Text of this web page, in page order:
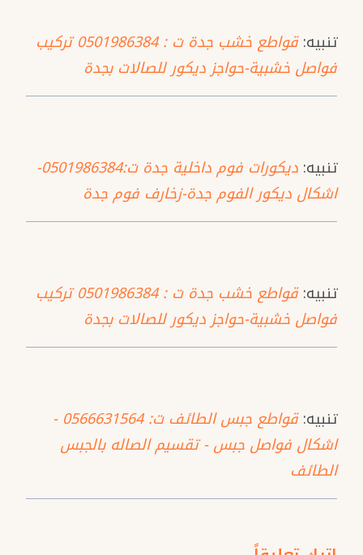
تنبيه:
قواطع خشب جدة ت : 0501986384 تركيب
فواصل خشبية-حواجز ديكور للصالات بجدة
تنبيه:
ديكورات فوم داخلية جدة ت:0501986384-
اشكال ديكور الفوم جدة-زخارف فوم جدة
تنبيه:
قواطع خشب جدة ت : 0501986384 تركيب
فواصل خشبية-حواجز ديكور للصالات بجدة
تنبيه:
قواطع جبس الطائف ت: 0566631564 -
اشكال فواصل جبس - تقسيم الصاله بالجبس
الطائف